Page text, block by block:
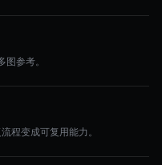
参考。
程变成可复用能力。